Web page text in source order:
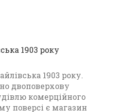
1903 року
1903 року.
двоповерхову
комерційного
поверсі є магазин